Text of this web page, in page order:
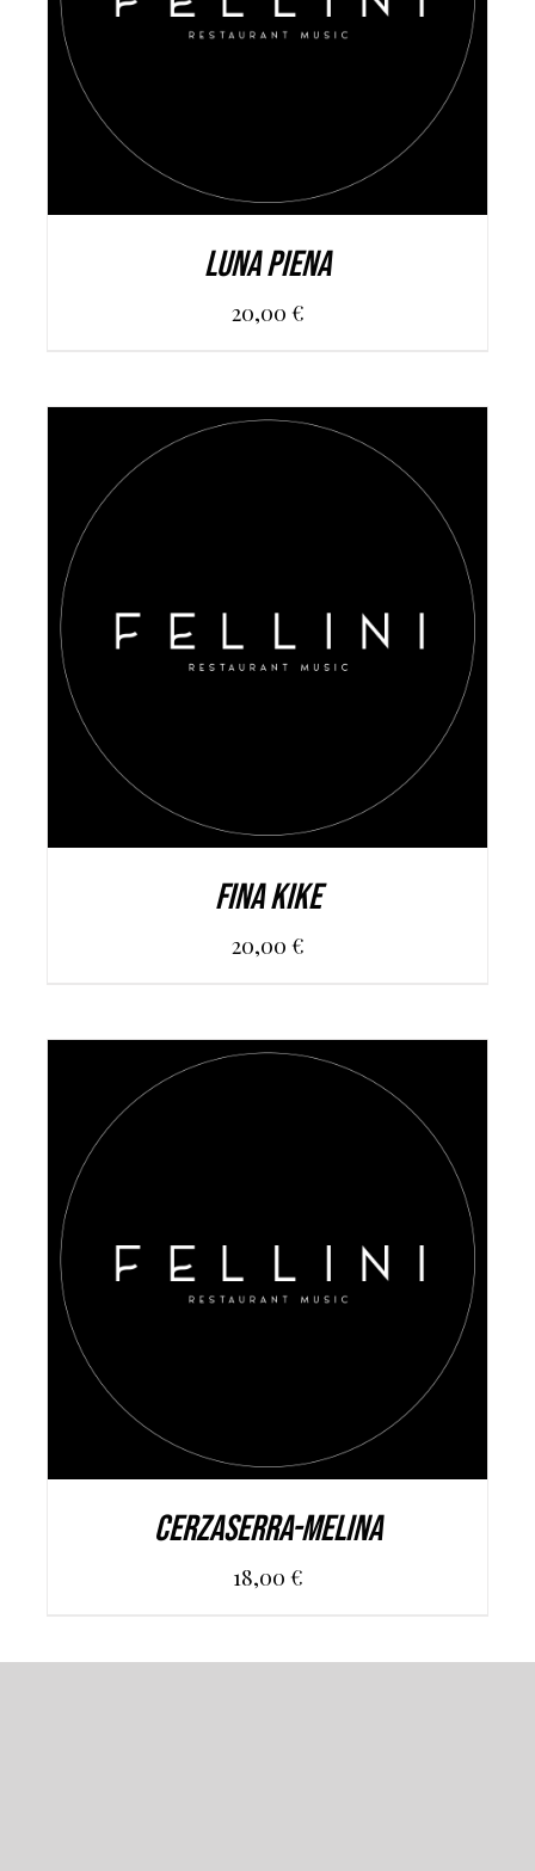
LUNA PIENA
20,00 €
AGGIUNGI AL CARRELLO DETAILS
FINA KIKE
20,00 €
AGGIUNGI AL CARRELLO DETAILS
CERZASERRA-MELINA
18,00 €